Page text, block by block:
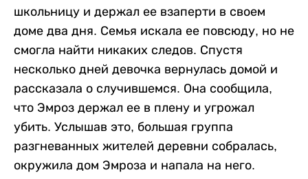
школьницу и держал ее взаперти в своем
доме два дня. Семья искала ее повсюду, но не
смогла найти никаких следов. Спустя
несколько дней девочка вернулась домой и
рассказала о случившемся. Она сообщила,
что Эмроз держал ее в плену и угрожал
убить. Услышав это, большая группа
разгневанных жителей деревни собралась,
окружила дом Эмроза и напала на него.